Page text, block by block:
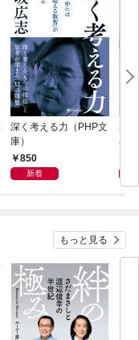
深く考える力（PHP文
庫）
850
新着
20
界
もっと見る